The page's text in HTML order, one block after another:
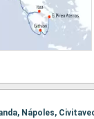
Nápoles,